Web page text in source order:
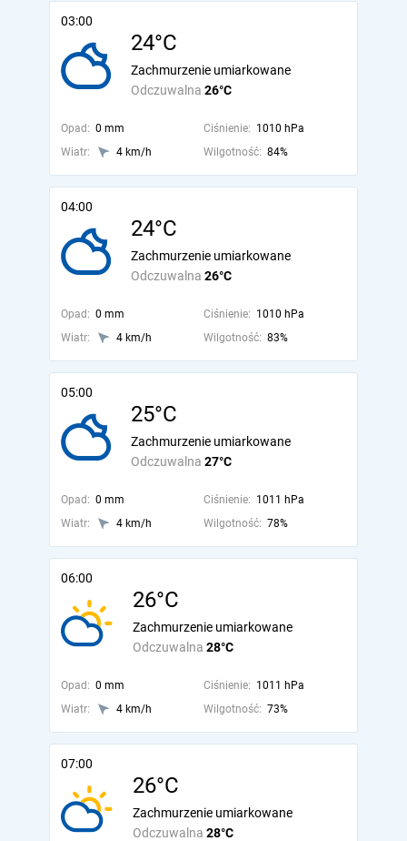
03:00
24°C
Odczuwalna 26°C
Zachmurzenie umiarkowane
Opad: 0 mm Ciśnienie: 1010 hPa
Wiatr:
4 km/h Wilgotność: 84%
04:00
24°C
Odczuwalna 26°C
Zachmurzenie umiarkowane
Opad: 0 mm Ciśnienie: 1010 hPa
Wiatr:
4 km/h Wilgotność: 83%
05:00
25°C
Odczuwalna 27°C
Zachmurzenie umiarkowane
Opad: 0 mm Ciśnienie: 1011 hPa
Wiatr:
4 km/h Wilgotność: 78%
06:00
26°C
Odczuwalna 28°C
Zachmurzenie umiarkowane
Opad: 0 mm Ciśnienie: 1011 hPa
Wiatr:
4 km/h Wilgotność: 73%
07:00
26°C
Odczuwalna 28°C
Zachmurzenie umiarkowane